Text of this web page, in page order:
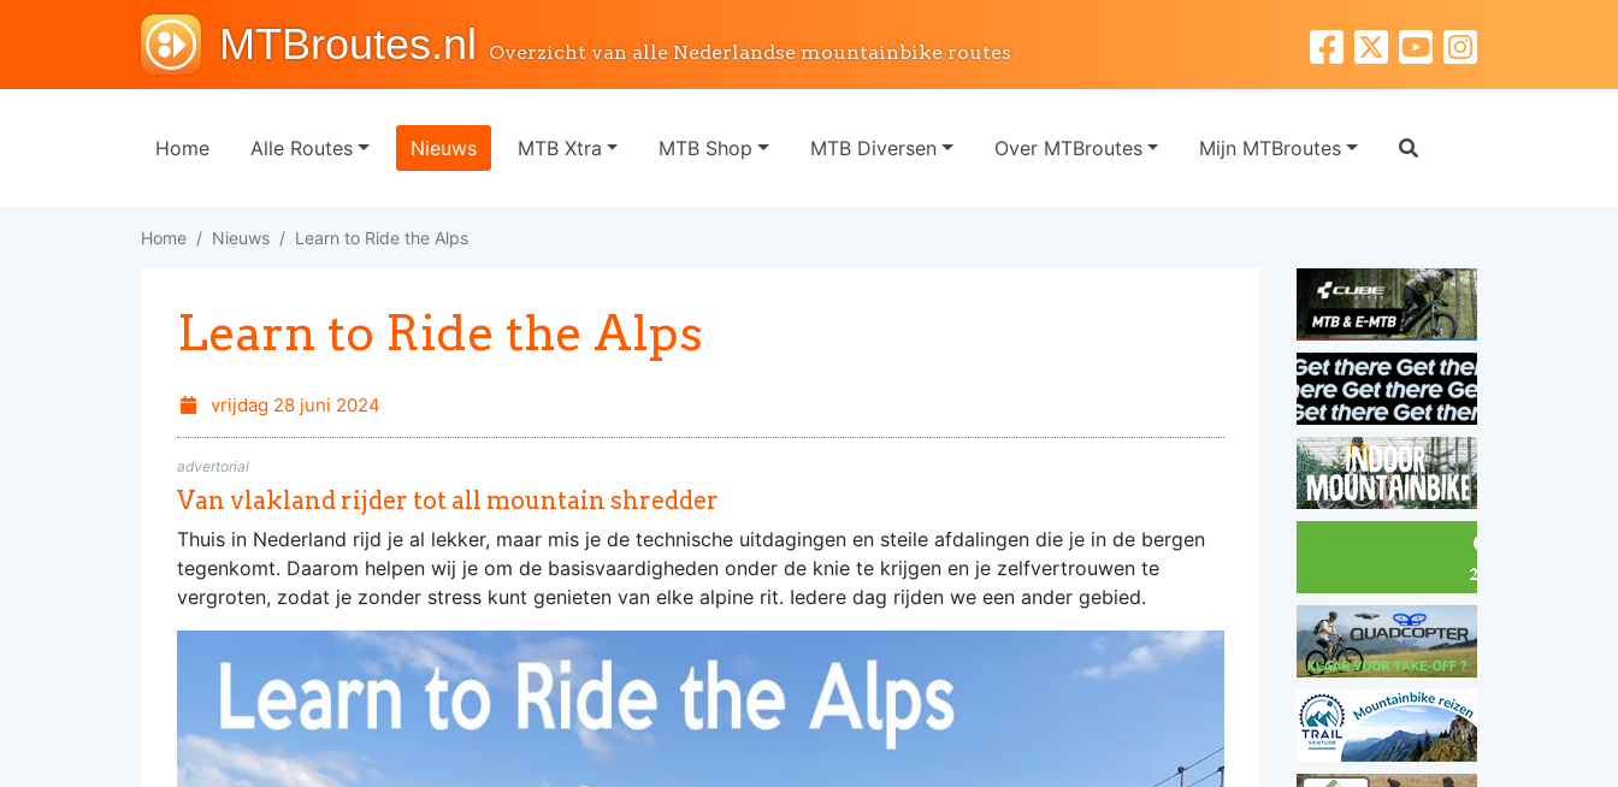
MTBroutes.nl Overzicht van alle Nederlandse mountainbike routes
Home Alle Routes Nieuws MTB Xtra MTB Shop MTB Diversen Over MTBroutes Mijn MTBroutes
Home Nieuws Learn to Ride the Alps
Learn to Ride the Alps
vrijdag 28 juni 2024
advertorial
Van vlakland rijder tot all mountain shredder
Thuis in Nederland rijd je al lekker, maar mis je de technische uitdagingen en steile afdalingen die je in de bergen
tegenkomt. Daarom helpen wij je om de basisvaardigheden onder de knie te krijgen en je zelfvertrouwen te
vergroten, zodat je zonder stress kunt genieten van elke alpine rit. Iedere dag rijden we een ander gebied.